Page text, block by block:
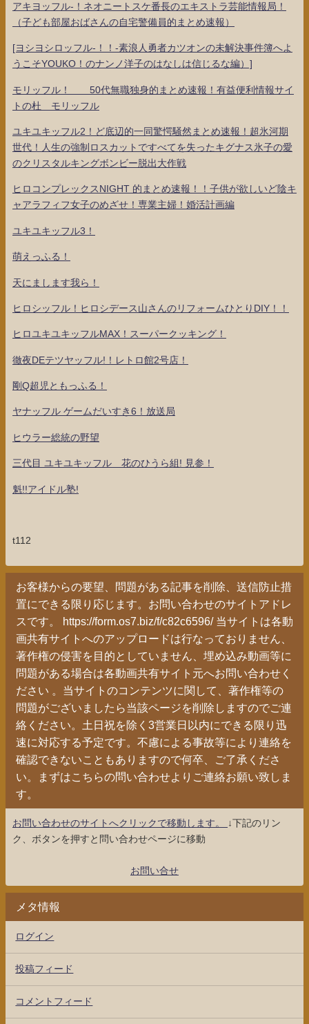
アキヨッフル-！ネオニートスケ番長のエキストラ芸能情報局！
（子ども部屋おばさんの自宅警備員的まとめ速報）
[ヨシヨシロッフル-！！-素浪人勇者カツオンの未解決事件簿へよ
うこそYOUKO！のナンノ洋子のはなしは信じるな編）]
モリッフル！ 50代無職独身的まとめ速報！有益便利情報サイ
トの杜 モリッフル
ユキユキッフル2！ど底辺的一同驚愕騒然まとめ速報！超氷河期
世代！人生の強制ロスカットですべてを失ったキグナス氷子の愛
のクリスタルキングボンビー脱出大作戦
ヒロコンプレックスNIGHT 的まとめ速報！！子供が欲しいど陰キ
ャアラフィフ女子のめざせ！専業主婦！婚活計画編
ユキユキッフル3！
萌えっふる！
天にまします我ら！
ヒロシッフル！ヒロシデース山さんのリフォームひとりDIY！！
ヒロユキユキッフルMAX！スーパークッキング！
徹夜DEテツヤッフル!！レトロ館2号店！
剛Q超児ともっふる！
ヤナッフル ゲームだいすき6！放送局
ヒウラー総統の野望
三代目 ユキユキッフル 花のひうら組! 見参！
魁!!アイドル塾!
t112
お客様からの要望、問題がある記事を削除、送信防止措
置にできる限り応じます。お問い合わせのサイトアドレ
スです。 https://form.os7.biz/f/c82c6596/ 当サイトは各動
画共有サイトへのアップロードは行なっておりません、
著作権の侵害を目的としていません、埋め込み動画等に
問題がある場合は各動画共有サイト元へお問い合わせく
ださい 。当サイトのコンテンツに関して、著作権等の
問題がございましたら当該ページを削除しますのでご連
絡ください。土日祝を除く3営業日以内にできる限り迅
速に対応する予定です。不慮による事故等により連絡を
確認できないこともありますので何卒、ご了承くださ
い。まずはこちらの問い合わせよりご連絡お願い致しま
す。
お問い合わせのサイトへクリックで移動します。
↓下記のリン
ク、ボタンを押すと問い合わせページに移動
お問い合せ
メタ情報
ログイン
投稿フィード
コメントフィード